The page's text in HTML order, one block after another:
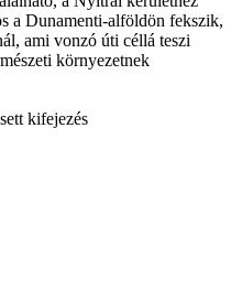
a Dunamenti-alföldön fekszik,
ami vonzó úti céllá teszi
környezetnek
kifejezés